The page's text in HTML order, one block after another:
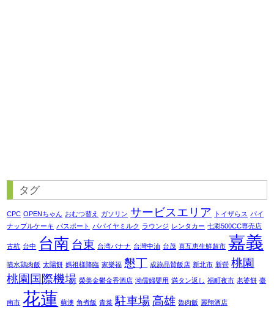
タグ
CPC OPENちゃん おむつ替え ガソリン サービスエリア トイザらス パイ
ナップルケーキ パスポート パパイヤミルク ラウンジ レンタカー 七彩500CC専売店
古杭 台中 台南 台東 台湾バナナ 台灣中油 台茂 喜互恵生鮮超市 嘉義
噴水鶏肉飯 太陽餅 媽祖様降臨 家樂福 懇丁 成旅晶賛飯店 新北市 新營 桃園
桃園国際機場 榮美金鬱金香酒店 泑儒婦嬰用 満タン返し 福町夜市 老婆餅 臺
南市 花蓮 蘇澳 角煮飯 青菜 駐車場 高雄 魯肉飯 麗翔酒店